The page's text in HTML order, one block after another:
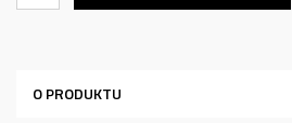
O PRODUKTU